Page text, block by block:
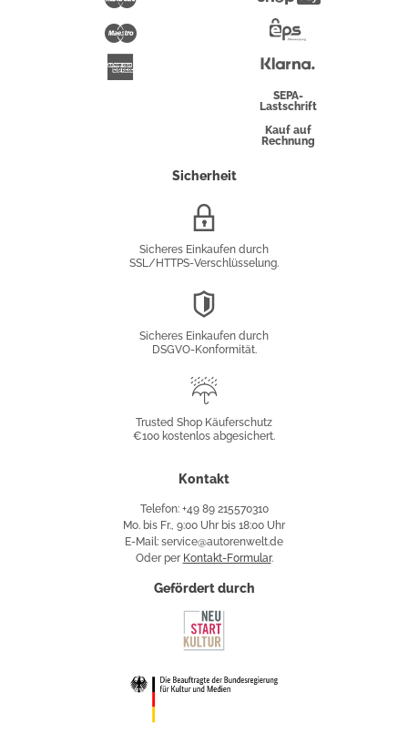
Maestro
Überweisung
SEPA-
Lastschrift
Kauf auf
Rechnung
Sicherheit
Sicheres Einkaufen durch
SSL/HTTPS-Verschlüsselung.
Sicheres Einkaufen durch
DSGVO-Konformität.
Käuferschutz
Trusted Shop Käuferschutz
€100 kostenlos abgesichert.
Kontakt
Telefon: +49 89 215570310
Mo. bis Fr., 9:00 Uhr bis 18:00 Uhr
E-Mail: service@autorenwelt.de
Oder per Kontakt-Formular.
Gefördert durch